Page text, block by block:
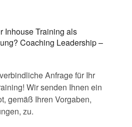
Inhouse Training als
Coaching Leadership –
Anfrage für Ihr
Wir senden Ihnen ein
gemäß Ihren Vorgaben,
zu.